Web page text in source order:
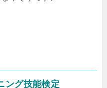
ング技能検定